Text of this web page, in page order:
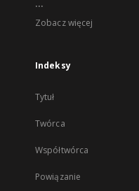
...
Zobacz więcej
Indeksy
Tytuł
Twórca
Współtwórca
Powiązanie